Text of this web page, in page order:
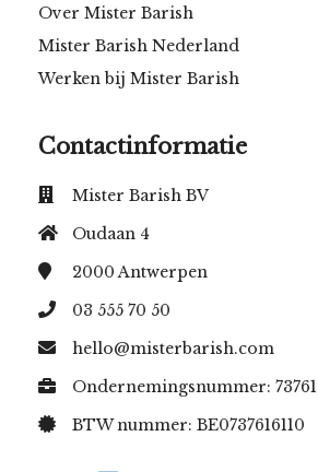
Over Mister Barish
Mister Barish Nederland
Werken bij Mister Barish
Contactinformatie
Mister Barish BV
Oudaan 4
2000Antwerpen
03 555 70 50
hello@misterbarish.com
Ondernemingsnummer:
BTW nummer: BE0737616110